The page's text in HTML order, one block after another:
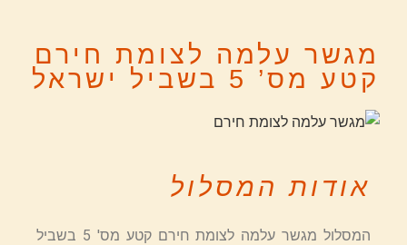
מגשר עלמה לצומת חירם
קטע מס’ 5 בשביל ישראל
אודות המסלול
המסלול מגשר עלמה לצומת חירם קטע מס' 5 בשביל